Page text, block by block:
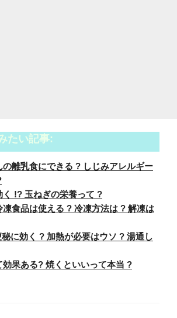
たい記事:
の離乳食にできる ? しじみアレルギー
く !? 玉ねぎの栄養って ?
食品は使える ? 冷凍方法は ? 解凍は
に効く ? 加熱が必要はウソ ? 湯通し
効果ある? 焼くといいって本当 ?